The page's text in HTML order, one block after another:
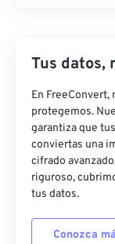
Tus datos,
En
protegemos.
garantiza que
conviertas una
cifrado
riguroso,
tus datos.
Conozca